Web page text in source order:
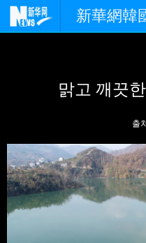
新華網韓
경제
연예
생생 중국어
맑고 깨끗
출